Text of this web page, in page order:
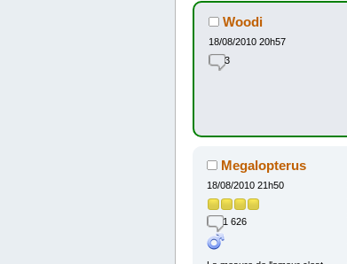
Woodi
18/08/2010 20h57
3
Megalopterus
18/08/2010 21h50
1 626